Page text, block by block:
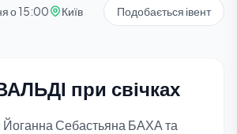
о 15:00 Київ Подобається івент
при свічках
Йоганна Себастьяна БАХА та